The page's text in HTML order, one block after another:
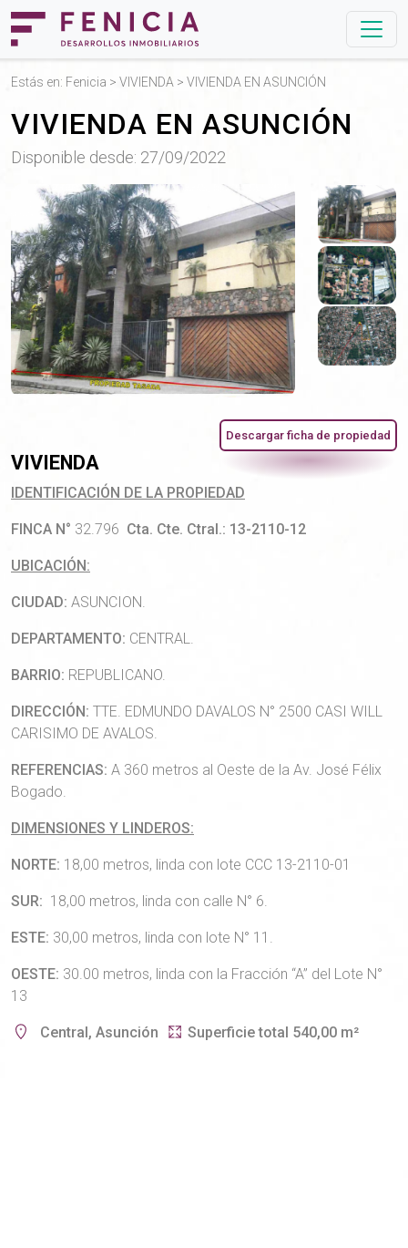
Estás en: Fenicia > VIVIENDA > VIVIENDA EN ASUNCIÓN
VIVIENDA EN ASUNCIÓN
Disponible desde: 27/09/2022
Descargar ficha de propiedad
VIVIENDA
IDENTIFICACIÓN DE LA PROPIEDAD
FINCA N° 32.796 Cta. Cte. Ctral.: 13-2110-12
UBICACIÓN:
CIUDAD: ASUNCION.
DEPARTAMENTO: CENTRAL.
BARRIO: REPUBLICANO.
DIRECCIÓN: TTE. EDMUNDO DAVALOS N° 2500 CASI WILL
CARISIMO DE AVALOS.
REFERENCIAS: A 360 metros al Oeste de la Av. José Félix
Bogado.
DIMENSIONES Y LINDEROS:
NORTE: 18,00 metros, linda con lote CCC 13-2110-01
SUR: 18,00 metros, linda con calle N° 6.
ESTE: 30,00 metros, linda con lote N° 11.
OESTE: 30.00 metros, linda con la Fracción “A” del Lote N°
13
Central, Asunción Superficie total 540,00 m²